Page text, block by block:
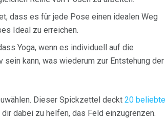
dass es für jede Pose einen idealen Weg
Ideal zu erreichen.
Yoga, wenn es individuell auf die
kann, was wiederum zur Entstehung der
Dieser Spickzettel deckt 20 beliebte
dir dabei zu helfen, das Feld einzugrenzen.